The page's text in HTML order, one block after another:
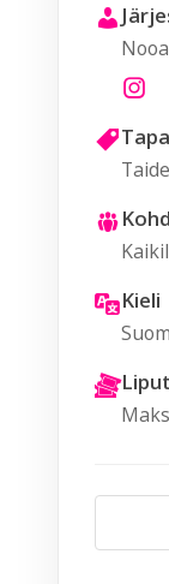
Kieli
Liput